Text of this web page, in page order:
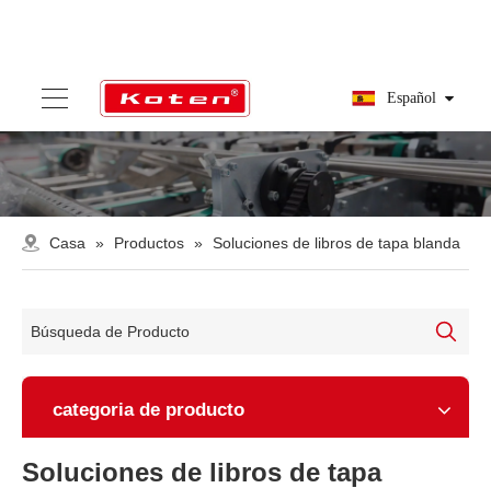
Español
Casa » Productos » Soluciones de libros de tapa blanda
categoria de producto
Soluciones de libros de tapa